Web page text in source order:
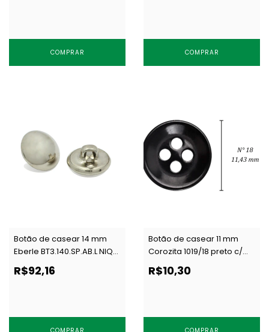
COMPRAR COMPRAR
Botão de casear 14 mm
Eberle BT3.140.SP.AB.L NIQ
c/ 100 un
R$92,16
Botão de casear 11 mm
Corozita 1019/18 preto c/
144 un
R$10,30